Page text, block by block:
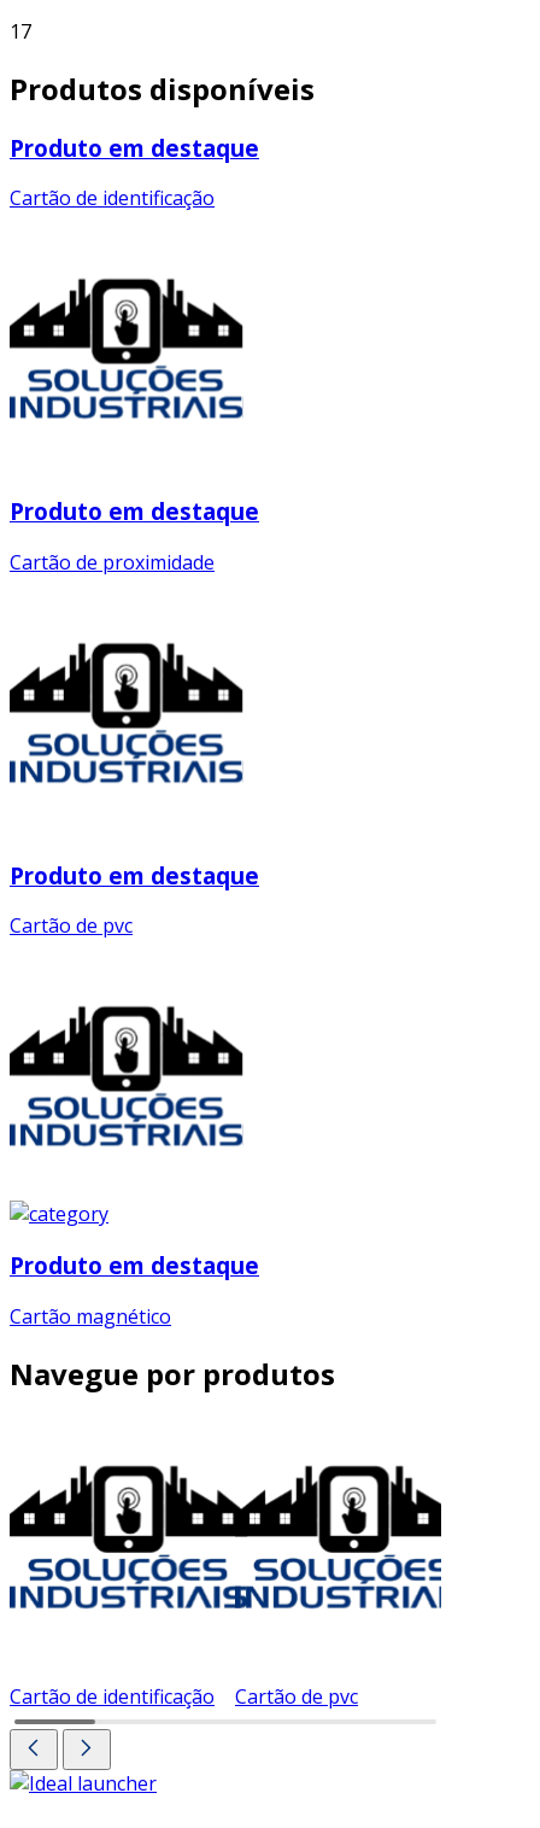
17
Produtos disponíveis
Produto em destaque
Cartão de identificação
Produto em destaque
Cartão de proximidade
Produto em destaque
Cartão de pvc
Produto em destaque
Cartão magnético
Navegue por produtos
Cartão de identificação Cartão de pvc